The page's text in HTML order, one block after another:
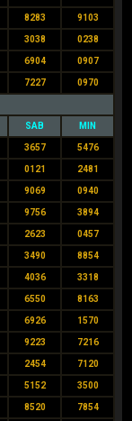
8283 9103
3038 0238
6904 0907
7227 0970
SAB MIN
3657 5476
0121 2481
9069 0940
9756 3894
2623 0457
3490 8854
4036 3318
6550 8163
6926 1570
9223 7216
2454 7120
5152 3500
8520 7854